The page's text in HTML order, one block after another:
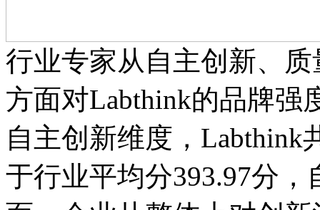
行业专家从自主创新、
方面对Labthink的品牌强
自主创新维度，Labthink
于行业平均分393.97分